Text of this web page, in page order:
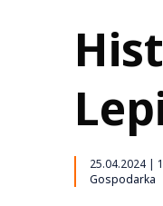
25.04.2024 |
Gospodarka